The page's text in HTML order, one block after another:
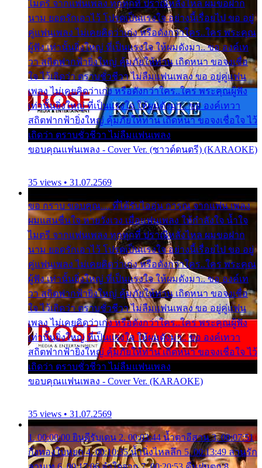
ไมตรี จากแฟนเพลง ทุกทุกที่ ปราณีหลั่งไหล ผมขอฝาก
นาม ยอดรักเอาไว้ โปรดเป็นแรงใจ อย่างนี้เรื่อยไป ขอ อยู่
คู่แฟนเพลง ไม่เคยคิดว่าเก่ง หรือดังกว่าใคร..ใคร พระคุณ
ผู้ฟัง เท่านั้นยิ่งใหญ่ ที่เป็นแรงใจ ให้ผมดังมา.. ขอ องค์เท
วา สถิตฟากฟ้ายิ่งใหญ่ คุ้มภัยให้ท่าน เถิดหนา ขอจงเชื่อ
ใจ ไว้เถิดว่า ตราบชั่วชีวา ไม่ลืมแฟนเพลง ขอ อยู่คู่แฟน
เพลง ไม่เคยคิดว่าเก่ง หรือดังกว่าใคร..ใคร พระคุณผู้ฟัง
เท่านั้นยิ่งใหญ่ ที่เป็นแรงใจ ให้ผมดังมา.. ขอ องค์เทวา
สถิตฟากฟ้ายิ่งใหญ่ คุ้มภัยให้ท่าน เถิดหนา ขอจงเชื่อใจ ไว้
เถิดว่า ตราบชั่วชีวา ไม่ลืมแฟนเพลง
ขอบคุณแฟนเพลง - Cover Ver. (ซาวด์ดนตรี) (KARAOKE)
35 views • 31.07.2569
ขอ กราบ ขอบคุณ.... ที่ได้รับไออุ่น การุณ จากแฟน เพลง
ผมแสนชื่นใจ หายวังเวง เมื่อแฟนเพลง ให้กำลังใจ น้ำใจ
ไมตรี จากแฟนเพลง ทุกทุกที่ ปราณีหลั่งไหล ผมขอฝาก
นาม ยอดรักเอาไว้ โปรดเป็นแรงใจ อย่างนี้เรื่อยไป ขอ อยู่
คู่แฟนเพลง ไม่เคยคิดว่าเก่ง หรือดังกว่าใคร..ใคร พระคุณ
ผู้ฟัง เท่านั้นยิ่งใหญ่ ที่เป็นแรงใจ ให้ผมดังมา.. ขอ องค์เท
วา สถิตฟากฟ้ายิ่งใหญ่ คุ้มภัยให้ท่าน เถิดหนา ขอจงเชื่อ
ใจ ไว้เถิดว่า ตราบชั่วชีวา ไม่ลืมแฟนเพลง ขอ อยู่คู่แฟน
เพลง ไม่เคยคิดว่าเก่ง หรือดังกว่าใคร..ใคร พระคุณผู้ฟัง
เท่านั้นยิ่งใหญ่ ที่เป็นแรงใจ ให้ผมดังมา.. ขอ องค์เทวา
สถิตฟากฟ้ายิ่งใหญ่ คุ้มภัยให้ท่าน เถิดหนา ขอจงเชื่อใจ ไว้
เถิดว่า ตราบชั่วชีวา ไม่ลืมแฟนเพลง
ขอบคุณแฟนเพลง - Cover Ver. (KARAOKE)
35 views • 31.07.2569
1. 00:00:00 ยินดีรับเดน 2. 00:03:44 น้ำตาอีสาน 3. 00:07:51
กิ่งทองใบหยก 4. 00:10:35 น้ำนิ่งไหลลึก 5. 00:13:49 ลานรัก